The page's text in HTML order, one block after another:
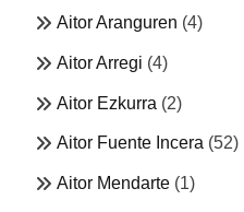
Aitor Aranguren (4)
Aitor Arregi (4)
Aitor Ezkurra (2)
Aitor Fuente Incera (52)
Aitor Mendarte (1)